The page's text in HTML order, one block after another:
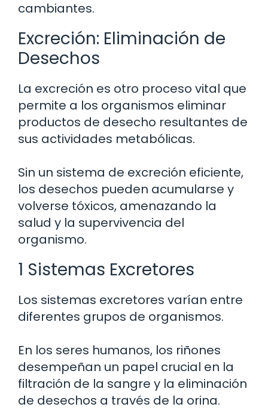
cambiantes.
Excreción: Eliminación de
Desechos
La excreción es otro proceso vital que
permite a los organismos eliminar
productos de desecho resultantes de
sus actividades metabólicas.
Sin un sistema de excreción eficiente,
los desechos pueden acumularse y
volverse tóxicos, amenazando la
salud y la supervivencia del
organismo.
1 Sistemas Excretores
Los sistemas excretores varían entre
diferentes grupos de organismos.
En los seres humanos, los riñones
desempeñan un papel crucial en la
filtración de la sangre y la eliminación
de desechos a través de la orina.